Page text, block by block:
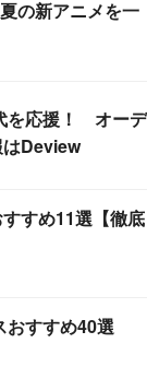
の新アニメを一
を応援！ オーデ
はDeview
すめ11選【徹底
おすすめ40選